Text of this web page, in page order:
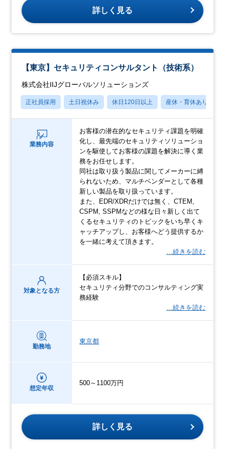
詳しく見る
【東京】セキュリティコンサルタント（技術系）
株式会社IIJグローバルソリューションズ
正社員採用 土日祝休み 休日120日以上 産休・育休あり
業務内容
お客様の潜在的なセキュリティ課題を明確
化し、最先端のセキュリティソリューショ
ンを駆使してお客様の課題を解決に導く業
務をお任せします。
同社は取り扱う製品に関してメーカーに縛
られないため、マルチベンダーとして各種
新しい製品を取り扱っています。
また、EDR/XDRだけでは無く、CTEM,
CSPM, SSPMなどの様な日々新しく出て
くるセキュリティのトピックをいち早くキ
ャッチアップし、お客様へどう提供するか
を一緒に考えて頂きます。
…続きを読む
対象となる方
【必須スキル】
セキュリティ分野でのコンサルティング実
務経験
…続きを読む
勤務地
東京都
想定年収
500～1100万円
詳しく見る